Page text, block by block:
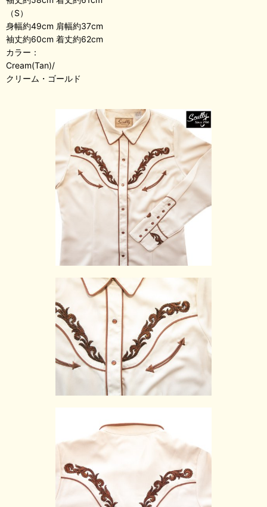
（S）
身幅約49cm 肩幅約37cm
袖丈約60cm 着丈約62cm
カラー：
Cream(Tan)/
クリーム・ゴールド